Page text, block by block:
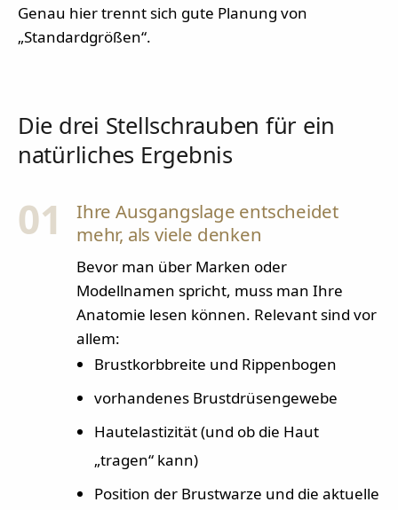
Genau hier trennt sich gute Planung von
„Standardgrößen“.
Die drei Stellschrauben für ein
natürliches Ergebnis
01
Ihre Ausgangslage entscheidet
mehr, als viele denken
Bevor man über Marken oder
Modellnamen spricht, muss man Ihre
Anatomie lesen können. Relevant sind vor
allem:
Brustkorbbreite und Rippenbogen
vorhandenes Brustdrüsengewebe
Hautelastizität (und ob die Haut
„tragen“ kann)
Position der Brustwarze und die aktuelle